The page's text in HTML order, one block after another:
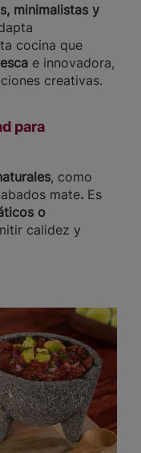
minimalistas y
cocina que
e innovadora,
creativas.
para
, como
mate. Es
o
calidez y